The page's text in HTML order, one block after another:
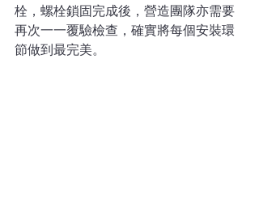
栓，螺栓鎖固完成後，營造團隊亦需要
再次一一覆驗檢查，確實將每個安裝環
節做到最完美。